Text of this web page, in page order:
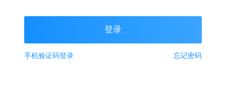
手机验证码登录 忘记密码